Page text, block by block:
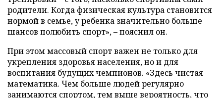
родители. Когда физическая культура становится
нормой в семье, у ребенка значительно больше
шансов полюбить спорт», – пояснил он.
При этом массовый спорт важен не только для
укрепления здоровья населения, но и для
воспитания будущих чемпионов. «Здесь чистая
математика. Чем больше людей регулярно
занимаются спортом, тем выше вероятность, что